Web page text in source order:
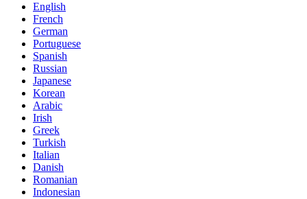
English
French
German
Portuguese
Spanish
Russian
Japanese
Korean
Arabic
Irish
Greek
Turkish
Italian
Danish
Romanian
Indonesian